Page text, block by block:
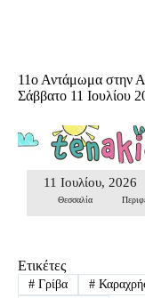
11ο Αντάμωμα στην
Σάββατο 11 Ιουλίου
11 Ιουλίου, 2026
Θεσσαλία
Ετικέτες
#Γρίβα #